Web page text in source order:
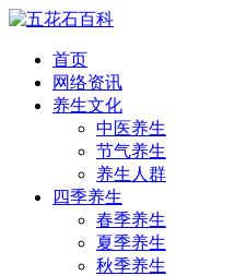
首页
网络资讯
养生文化
中医养生
节气养生
养生人群
四季养生
春季养生
夏季养生
秋季养生